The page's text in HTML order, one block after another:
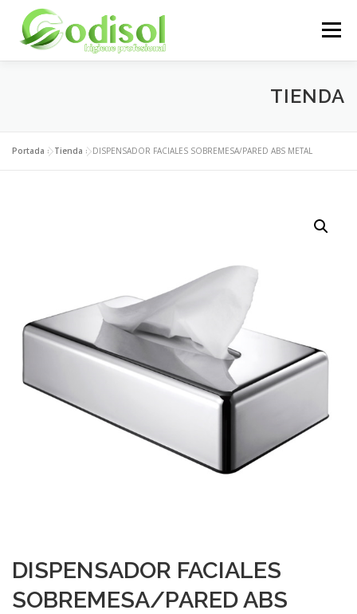
contenido
Menú
ÁREA CLIENTES CONTACTO
TIENDA
Portada »Tienda »DISPENSADOR FACIALES SOBREMESA/PARED ABS METAL
DISPENSADOR FACIALES
SOBREMESA/PARED ABS